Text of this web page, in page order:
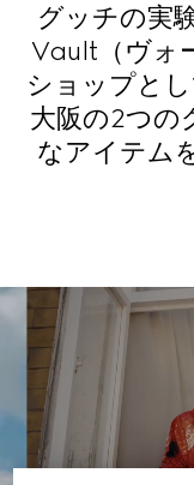
グッチの実
Vault（ヴォ
ショップと
大阪の2つの
なアイテム